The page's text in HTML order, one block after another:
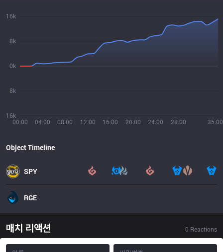
00:00 04:00 08:00 12:00 16:00 20:00 24:00 28:00 35:00
16k
8k
0k
8k
16k
Object Timeline
SPY
RGE
매치 리액션 0 Reactions